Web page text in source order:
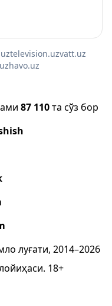
television.uzvatt.uz
havo.uz
87 110та сўз бор
луғати, 2014–2026
18+